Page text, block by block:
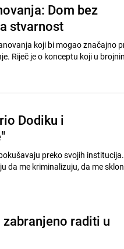
Dom bez
stvarnost
koji bi mogao značajno
Riječ je o konceptu koji u
Dodiku i
preko svojih
da me kriminalizuju, da me
raditi u